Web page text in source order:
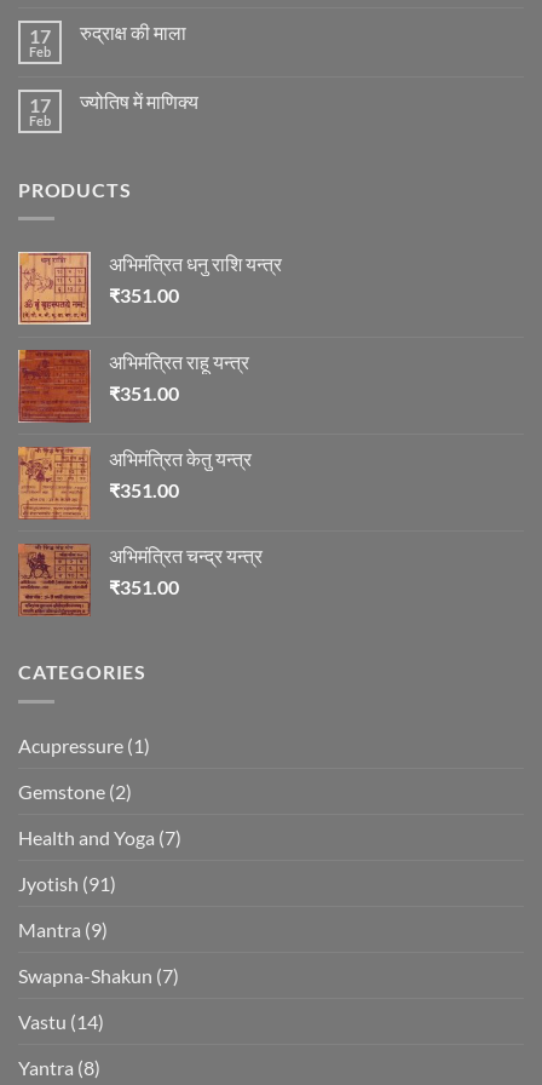
के
अनुसार
विचार
रोग
ज्योतिष
17
Feb
रुद्राक्ष की माला
रुद्राक्ष
17
Feb
ज्योतिष में माणिक्य
में
PRODUCTS
अभिमंत्रित धनु राशि यन्त्र
₹351.00
अभिमंत्रित राहू यन्त्र
₹351.00
अभिमंत्रित केतु यन्त्र
₹351.00
अभिमंत्रित चन्द्र यन्त्र
₹351.00
CATEGORIES
Acupressure (1)
Gemstone (2)
Health and Yoga (7)
Jyotish (91)
Mantra (9)
Swapna-Shakun (7)
Vastu (14)
Yantra (8)